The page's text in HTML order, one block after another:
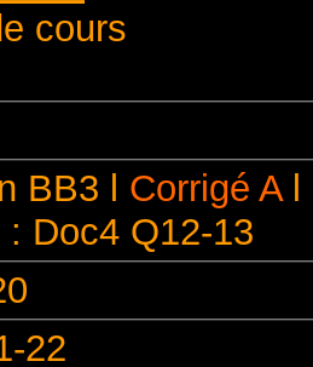
cours
BB3 l Corrigé Al
Doc4 Q12-13
22